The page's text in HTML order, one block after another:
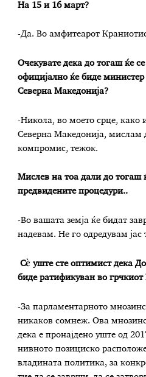
На 15 и 16 март?
-Да. Во амфитеарот
Очекувате дека до тогаш ќе
официјално ќе биде
Северна Македонија?
-Никола, во моето срце, како
Северна Македонија, мислам
компромис, тежок.
Мислев на тоа дали до тогаш
предвидените процедури..
-Во вашата земја ќе бидат
надевам. Не го одредувам јас
Сѐ уште сте оптимист дека
биде ратификуван во
-За парламентарното
никаков сомнеж. Ова
дека е пронајдено уште од
нивното позициско
владината политика, за